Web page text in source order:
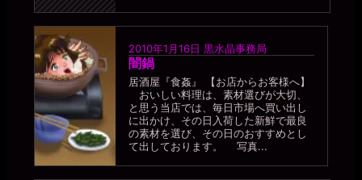
2010年1月16日 黒水晶事務局
闇鍋
居酒屋『食姦』 【お店からお客様へ】
おいしい料理は、素材選びが大切、
と思う当店では、毎日市場へ買い出し
に出かけ、その日入荷した新鮮で最良
の素材を選び、その日のおすすめとし
て出しております。 写真...